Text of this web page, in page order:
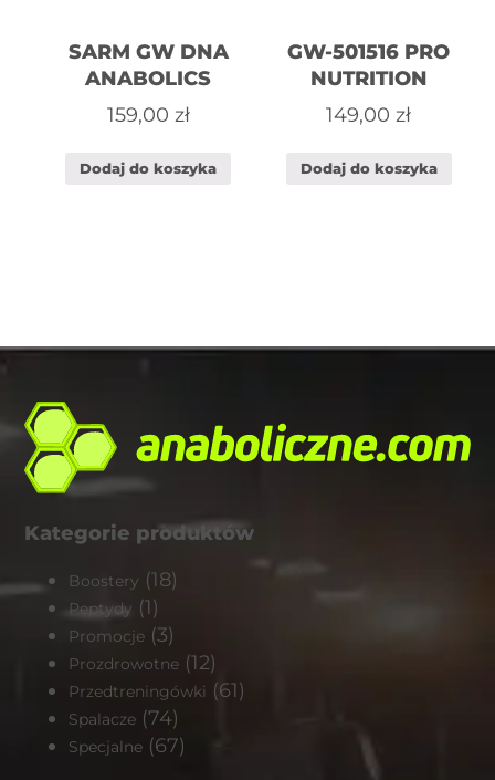
SARM GW DNA
ANABOLICS
159,00 zł
Dodaj do koszyka
GW-501516 PRO
NUTRITION
149,00zł
Dodaj do koszyka
Kategorie produktów
Boostery (18)
Peptydy (1)
Promocje (3)
Prozdrowotne (12)
Przedtreningówki (61)
Spalacze (74)
Specjalne (67)